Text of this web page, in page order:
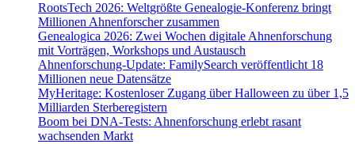
RootsTech 2026: Weltgrößte Genealogie-Konferenz bringt
Millionen Ahnenforscher zusammen
Genealogica 2026: Zwei Wochen digitale Ahnenforschung
mit Vorträgen, Workshops und Austausch
Ahnenforschung-Update: FamilySearch veröffentlicht 18
Millionen neue Datensätze
MyHeritage: Kostenloser Zugang über Halloween zu über 1,5
Milliarden Sterberegistern
Boom bei DNA-Tests: Ahnenforschung erlebt rasant
wachsenden Markt